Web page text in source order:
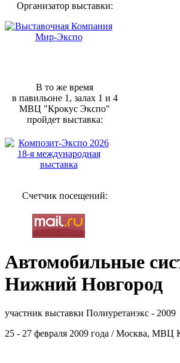
Организатор выставки:
В то же время
в павильоне 1, залах 1 и 4
МВЦ "Крокус Экспо"
пройдет выставка:
Счетчик посещений:
Автомобильные
Нижний Новгород
участник выставки Полиуретанэкс - 2009
25 - 27 февраля 2009 года / Москва, МВЦ